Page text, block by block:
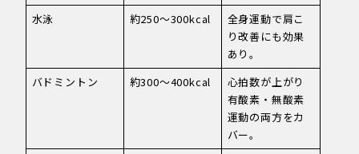
水泳
約250〜300kcal
全身運動で肩こ
り改善にも効果
あり。
バドミントン
約300〜400kcal
心拍数が上がり
有酸素・無酸素
運動の両方をカ
バー。